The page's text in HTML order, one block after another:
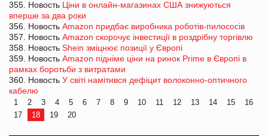
355. Новость Ціни в онлайн-магазинах США знижуються
вперше за два роки
356. Новость Amazon придбає виробника роботів-пилососів
357. Новость Amazon скорочує інвестиції в роздрібну торгівлю
358. Новость Shein зміцнює позиції у Європі
359. Новость Amazon підніме ціни на ринок Prime в Європі в
рамках боротьби з витратами
360. Новость У світі намітився дефіцит волоконно-оптичного
кабелю
1 2 3 4 5 6 7 8 9 10 11 12 13 14 15
16
17
18 19 20